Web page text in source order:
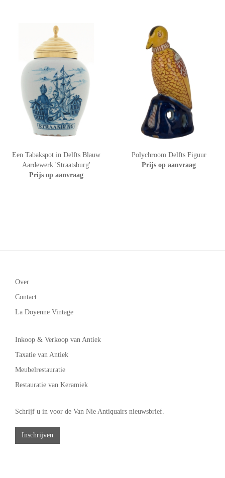
Een Tabakspot in Delfts Blauw
Aardewerk 'Straatsburg'
Prijs op aanvraag
Polychroom Delfts Figuur
Prijs op aanvraag
Over
Contact
La Doyenne Vintage
Inkoop & Verkoop van Antiek
Taxatie van Antiek
Meubelrestauratie
Restauratie van Keramiek
Schrijf u in voor de Van Nie Antiquairs nieuwsbrief.
Inschrijven